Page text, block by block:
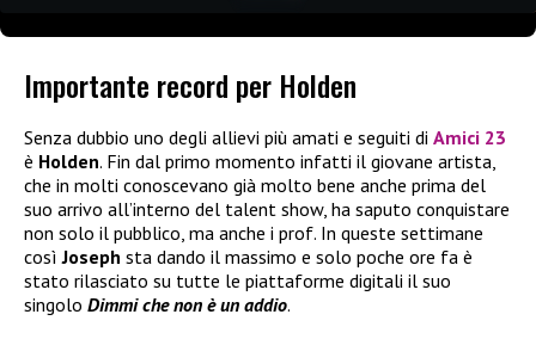
Importante record per Holden
Senza dubbio uno degli allievi più amati e seguiti di Amici 23
è Holden. Fin dal primo momento infatti il giovane artista,
che in molti conoscevano già molto bene anche prima del
suo arrivo all’interno del talent show, ha saputo conquistare
non solo il pubblico, ma anche i prof. In queste settimane
cosìJoseph sta dando il massimo e solo poche ore fa è
stato rilasciato su tutte le piattaforme digitali il suo
singolo Dimmi che non è un addio.